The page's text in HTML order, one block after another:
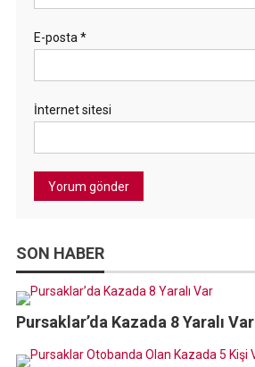
E-posta *
İnternet sitesi
SON HABER
Pursaklar’da Kazada 8 Yaralı Var